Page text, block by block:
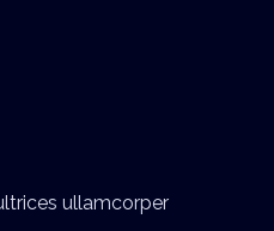
ullamcorper